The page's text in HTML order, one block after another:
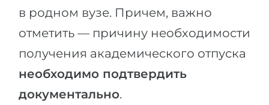
в родном вузе. Причем, важно
отметить — причину необходимости
получения академического отпуска
необходимо подтвердить
документально.